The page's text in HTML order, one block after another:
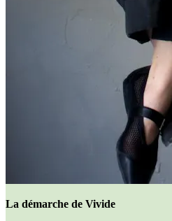
La démarche de Vivide